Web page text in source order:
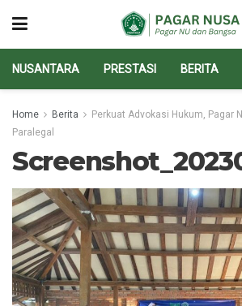
NUSANTARA PRESTASI BERITA
Home Berita
Perkuat Advokasi Hukum, Pagar
Paralegal